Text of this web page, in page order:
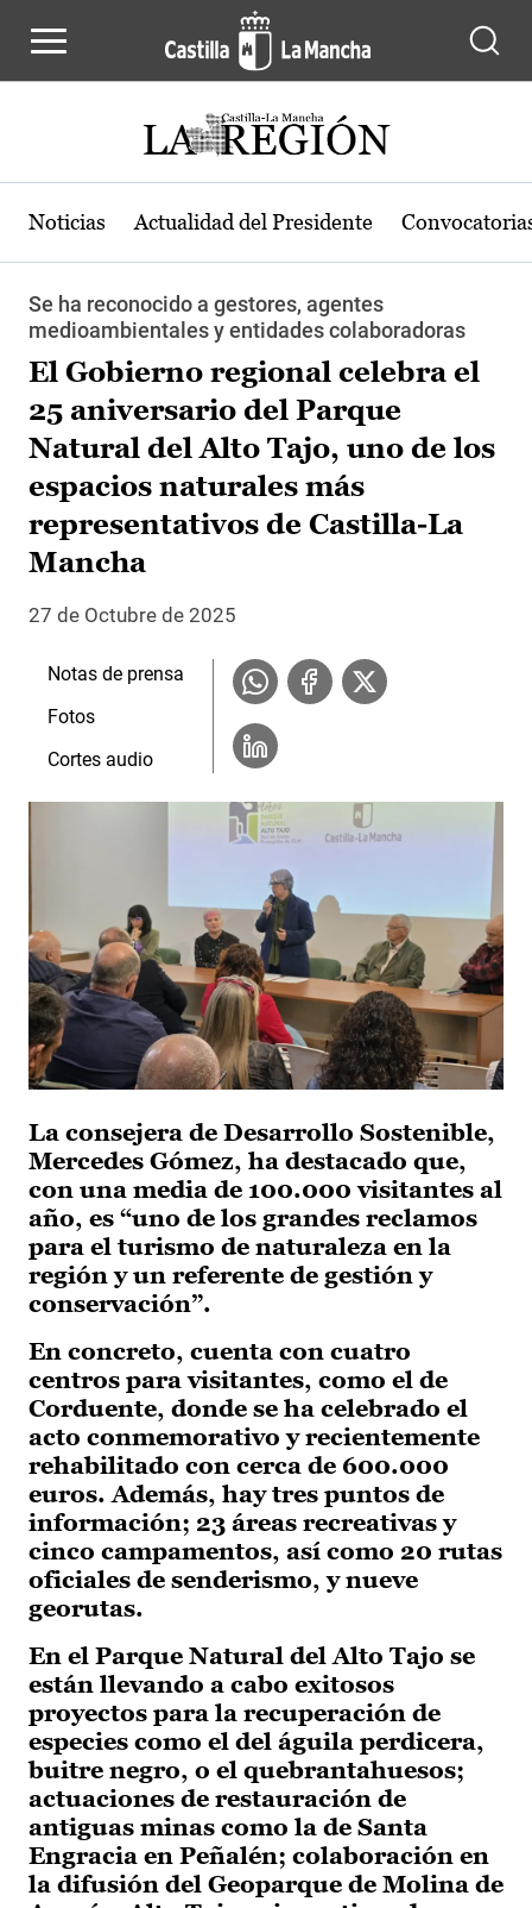
Noticias Actualidad del Presidente
Se ha reconocido a gestores, agentes
medioambientales y entidades colaboradoras
El Gobierno regional celebra el
25 aniversario del Parque
Natural del Alto Tajo, uno de los
espacios naturales más
representativos de Castilla-La
Mancha
27 de Octubre de 2025
La consejera de Desarrollo Sostenible,
Mercedes Gómez, ha destacado que,
con una media de 100.000 visitantes al
año, es “uno de los grandes reclamos
para el turismo de naturaleza en la
región y un referente de gestión y
conservación”.
En concreto, cuenta con cuatro
centros para visitantes, como el de
Corduente, donde se ha celebrado el
acto conmemorativo y recientemente
rehabilitado con cerca de 600.000
euros. Además, hay tres puntos de
información; 23 áreas recreativas y
cinco campamentos, así como 20 rutas
oficiales de senderismo, y nueve
georutas.
En el Parque Natural del Alto Tajo se
están llevando a cabo exitosos
proyectos para la recuperación de
especies como el del águila perdicera,
buitre negro, o el quebrantahuesos;
actuaciones de restauración de
antiguas minas como la de Santa
Engracia en Peñalén; colaboración en
la difusión del Geoparque de Molina de
Notas de prensa
Fotos
Cortes audio